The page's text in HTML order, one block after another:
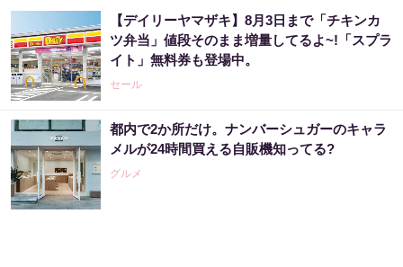
【デイリーヤマザキ】8月3日まで「チキンカ
ツ弁当」値段そのまま増量してるよ~!「スプラ
イト」無料券も登場中。
セール
都内で2か所だけ。ナンバーシュガーのキャラ
メルが24時間買える自販機知ってる?
グルメ